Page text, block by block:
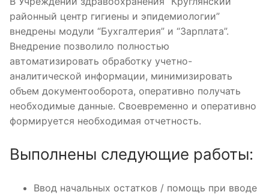
районный центр гигиены и эпидемиологии”
внедрены модули “Бухгалтерия” и “Зарплата”.
Внедрение позволило полностью
автоматизировать обработку учетно-
аналитической информации, минимизировать
объем документооборота, оперативно получать
необходимые данные. Своевременно и оперативно
формируется необходимая отчетность.
Выполнены следующие работы:
Ввод начальных остатков / помощь при вводе